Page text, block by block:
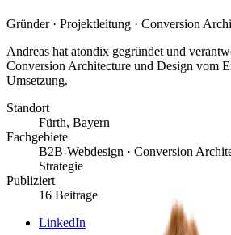
Gründer · Projektleitung · Conversion
Andreas hat atondix gegründet und
Conversion Architecture und Design vom
Umsetzung.
Standort
Fürth, Bayern
Fachgebiete
B2B-Webdesign · Conversion
Strategie
Publiziert
16 Beitrage
LinkedIn